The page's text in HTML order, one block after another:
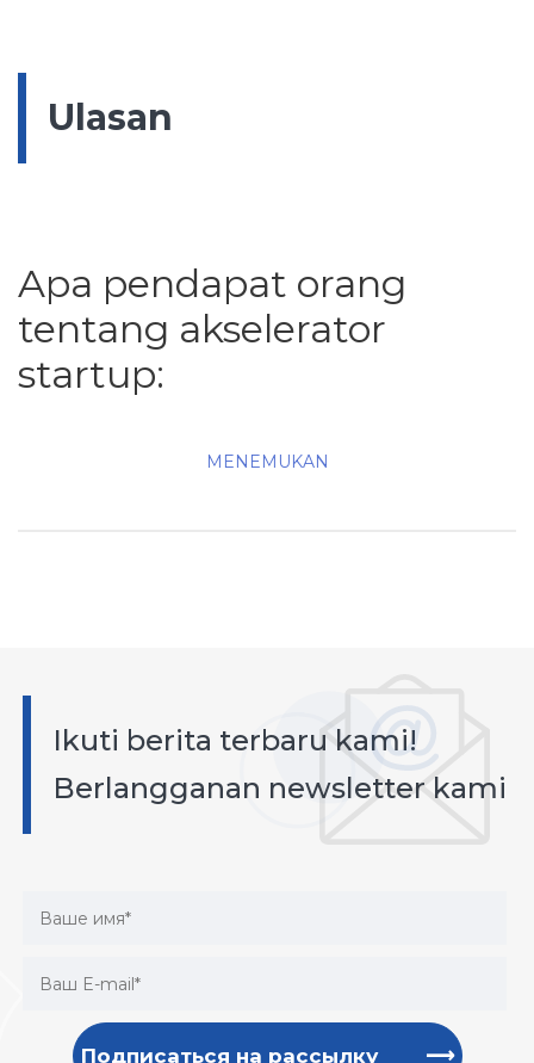
Ulasan
Apa pendapat orang
tentang akselerator
startup:
MENEMUKAN
Ikuti berita terbaru kami!
Berlangganan newsletter kami